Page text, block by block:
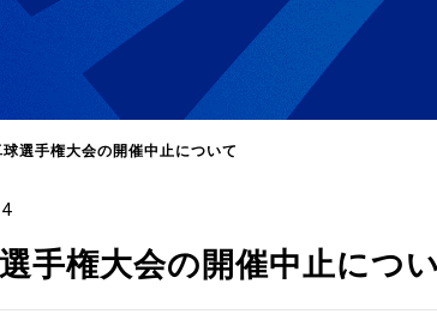
選手権大会の開催中止について
手権大会の開催中止につ